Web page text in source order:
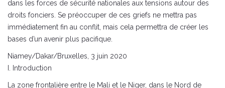
dans les forces de sécurité nationales aux tensions autour des
droits fonciers. Se préoccuper de ces griefs ne mettra pas
immédiatement fin au conflit, mais cela permettra de créer les
bases d’un avenir plus pacifique.
Niamey/Dakar/Bruxelles, 3 juin 2020
I. Introduction
La zone frontalière entre le Mali et le Niger, dans le Nord de